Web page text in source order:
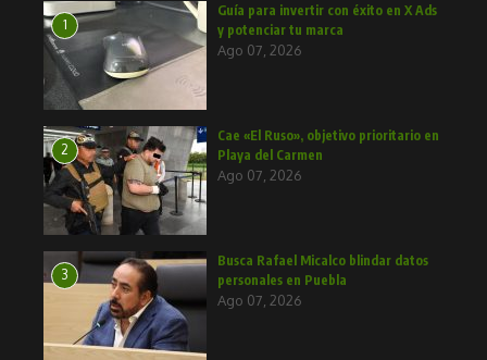
1
Guía para invertir con éxito en X Ads
y potenciar tu marca
Ago 07, 2026
2
Cae «El Ruso», objetivo prioritario en
Playa del Carmen
Ago 07, 2026
3
Busca Rafael Micalco blindar datos
personales en Puebla
Ago 07, 2026